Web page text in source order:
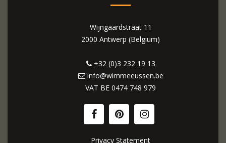
Wijngaardstraat 11
2000 Antwerp (Belgium)
+32 (0)3 232 19 13
info@wimmeeussen.be
VAT BE 0474 748 979
Privacy Statement